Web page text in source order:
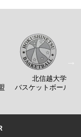
北信越大学
バスケットボール連